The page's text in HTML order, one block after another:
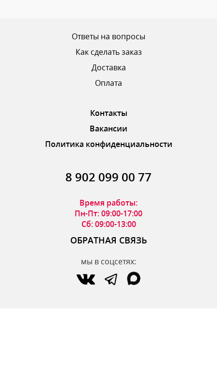
ОТПРАВИТЬ ОТЗЫВ
Ответы на вопросы
Как сделать заказ
Доставка
Оплата
Контакты
Вакансии
Политика конфиденциальности
8 902 099 00 77
Время работы:
Пн-Пт: 09:00-17:00
Сб: 09:00-13:00
ОБРАТНАЯ СВЯЗЬ
мы в соцсетях: